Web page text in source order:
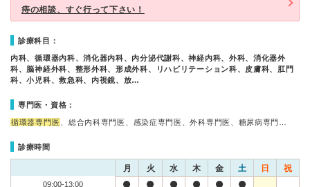
痔の相談、すぐ行って下さい！
診療科目：
内科、循環器内科、消化器内科、内分泌代謝科、神経内科、外科、消化器外
科、脳神経外科、整形外科、形成外科、リハビリテーション科、皮膚科、肛門
科、小児科、救急科、内視鏡、放…
専門医・資格：
循環器専門医 、総合内科専門医、感染症専門医、外科専門医、糖尿病専門…
診療時間
月 火 水 木 金 土 日 祝
09:00-13:00